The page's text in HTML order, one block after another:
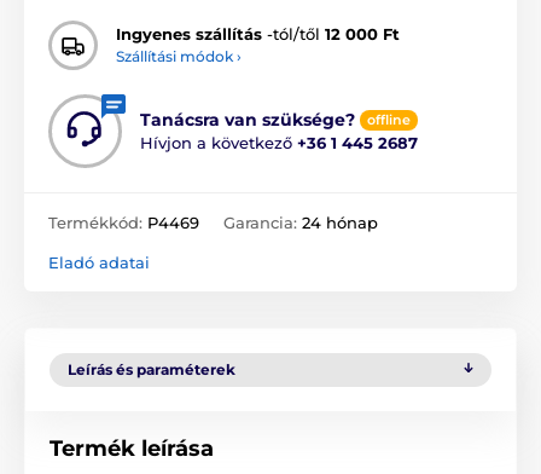
Ingyenes szállítás -tól/től 12 000 Ft
Szállítási módok ›
Tanácsra van szüksége? offline
Hívjon a következő +36 1 445 2687
Termékkód: P4469 Garancia: 24 hónap
Eladó adatai
Leírás és paraméterek
Termék leírása